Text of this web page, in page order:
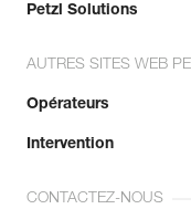
Petzl Solutions
AUTRES SITES WEB
Opérateurs
Intervention
CONTACTEZ-NOUS